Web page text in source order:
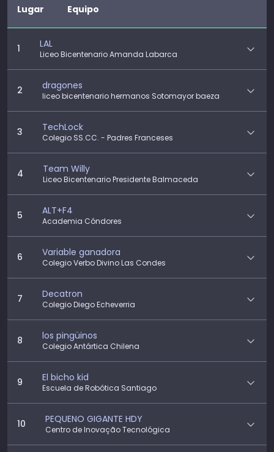
Lugar Equipo
1 LAL
Liceo Bicentenario Amanda Labarca
2 dragones
liceo bicentenario hermanos Sotomayor baeza
3 TechLock
Colegio SS.CC. - Padres Franceses
4 Team Willy
Liceo Bicentenario Presidente Balmaceda
5 ALT+F4
Academia Cóndores
6 Variable ganadora
Colegio Verbo Divino Las Condes
7 Decatron
Colegio Diego Echeverria
8 los pingüinos
Colegio Antártica Chilena
9 El bicho kid
Escuela de Robótica Santiago
10 PEQUENO GIGANTE HDY
Centro de Inovação Tecnológica